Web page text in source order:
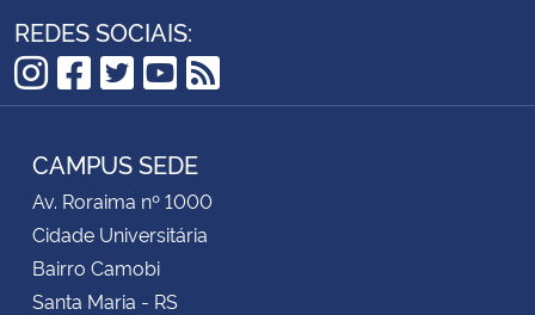
REDES SOCIAIS:
Instagram
Facebook
Twitter
YouTube
RSS
CAMPUS SEDE
Av. Roraima nº 1000
Cidade Universitária
Bairro Camobi
Santa Maria - RS